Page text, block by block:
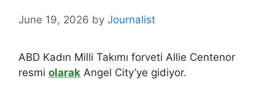
June 19, 2026 by Journalist
ABD Kadın Milli Takımı forveti Allie Centenor
resmi olarak Angel City’ye gidiyor.